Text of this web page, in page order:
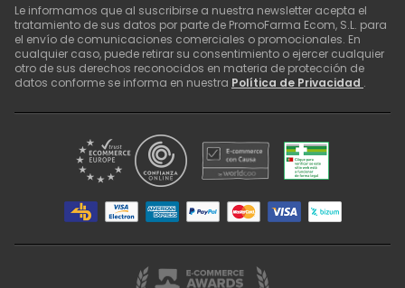
Le informamos que al suscribirse a nuestra newsletter acepta el
tratamiento de sus datos por parte de PromoFarma Ecom, S.L. para
el envío de comunicaciones comerciales o promocionales. En
cualquier caso, puede retirar su consentimiento o ejercer cualquier
otro de sus derechos reconocidos en materia de protección de
datos conforme se informa en nuestra Política de Privacidad .